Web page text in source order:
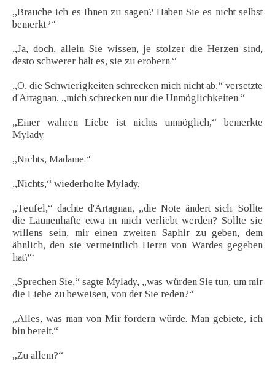
„Brauche ich es Ihnen zu sagen? Haben Sie es nicht selbst
bemerkt?“
„Ja, doch, allein Sie wissen, je stolzer die Herzen sind,
desto schwerer hält es, sie zu erobern.“
„O, die Schwierigkeiten schrecken mich nicht ab,“ versetzte
d'Artagnan, „mich schrecken nur die Unmöglichkeiten.“
„Einer wahren Liebe ist nichts unmöglich,“ bemerkte
Mylady.
„Nichts, Madame.“
„Nichts,“ wiederholte Mylady.
„Teufel,“ dachte d'Artagnan, „die Note ändert sich. Sollte
die Launenhafte etwa in mich verliebt werden? Sollte sie
willens sein, mir einen zweiten Saphir zu geben, dem
ähnlich, den sie vermeintlich Herrn von Wardes gegeben
hat?“
„Sprechen Sie,“ sagte Mylady, „was würden Sie tun, um mir
die Liebe zu beweisen, von der Sie reden?“
„Alles, was man von Mir fordern würde. Man gebiete, ich
bin bereit.“
„Zu allem?“